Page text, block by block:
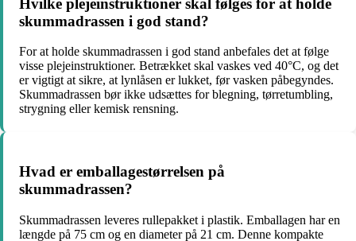
skummadrassen i god stand?
For at holde skummadrassen i god stand anbefales det at følge
visse plejeinstruktioner. Betrækket skal vaskes ved 40°C, og det
er vigtigt at sikre, at lynlåsen er lukket, før vasken påbegyndes.
Skummadrassen bør ikke udsættes for blegning, tørretumbling,
strygning eller kemisk rensning.
Hvad er emballagestørrelsen på
skummadrassen?
Skummadrassen leveres rullepakket i plastik. Emballagen har en
længde på 75 cm og en diameter på 21 cm. Denne kompakte